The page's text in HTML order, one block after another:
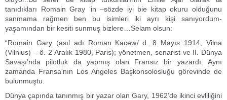
tanıdıkları Romain Gray ‘in –sözde iyi bie kitap okuru olduğunu
sanmama rağmen ben bu isimleri iki ayrı kişi sanıyordum-
yaşamından bir kesiti sunmuş bizlere…Selam olsun:
“Romain Gary (asıl adı Roman Kacew/ d. 8 Mayıs 1914, Vilna
(Vilnius) – ö. 2 Aralık 1980, Paris); yönetmen, senarist ve II. Dünya
Savaşı’nda pilotluk da yapmış olan Fransız bir yazardı. Aynı
zamanda Fransa'nın Los Angeles Başkonsolosluğu görevinde de
bulunmuştu.
Dünya çapında tanınmış bir yazar olan Gary, 1962’de ikinci evliliğini